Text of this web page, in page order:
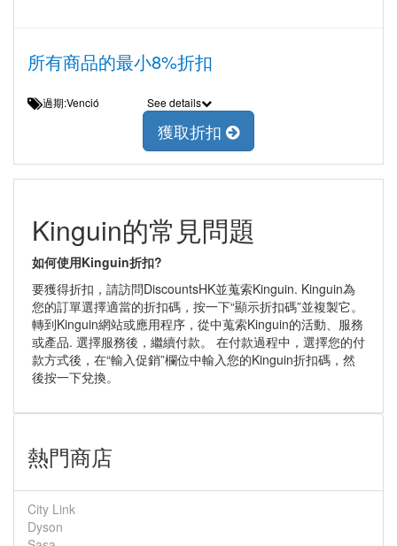
所有商品的最小8%折扣
過期:Venció See details
獲取折扣
Kinguin的常見問題
如何使用Kinguin折扣?
要獲得折扣，請訪問DiscountsHK並蒐索Kinguin. Kinguin為
您的訂單選擇適當的折扣碼，按一下“顯示折扣碼”並複製它。
轉到Kinguin網站或應用程序，從中蒐索Kinguin的活動、服務
或產品. 選擇服務後，繼續付款。 在付款過程中，選擇您的付
款方式後，在“輸入促銷”欄位中輸入您的Kinguin折扣碼，然
後按一下兌換。
熱門商店
City Link
Dyson